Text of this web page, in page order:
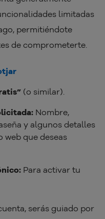
limitadas
permitiéndote
de comprometerte.
(o similar).
Nombre,
y algunos detalles
web que deseas
Para activar tu
serás guiado por